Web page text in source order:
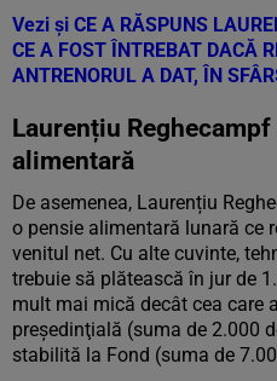
Vezi și CE A RĂSPUNS
CE A FOST ÎNTREBAT DACĂ
ANTRENORUL A DAT, ÎN
Laurențiu
alimentară
De asemenea, Laurențiu
o pensie alimentară lunară ce
venitul net. Cu alte cuvinte,
trebuie să plătească în jur de
mult mai mică decât cea care
preşedinţială (suma de 2.000
stabilită la Fond (suma de